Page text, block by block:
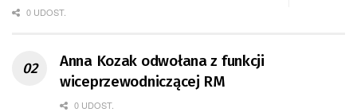
0 UDOST.
Anna Kozak odwołana z funkcji
wiceprzewodniczącej RM
0 UDOST.